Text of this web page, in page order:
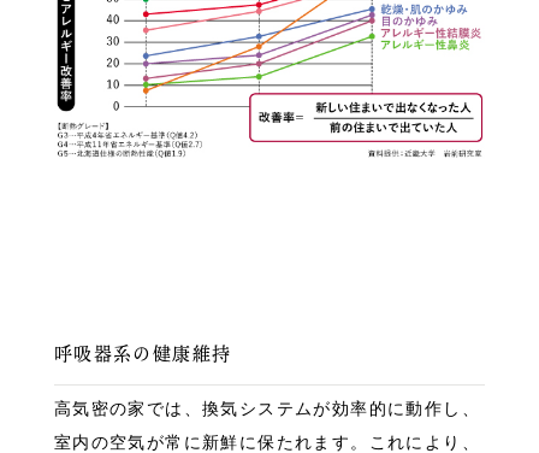
呼吸器系の健康維持
高気密の家では、換気システムが効率的に動作し、
室内の空気が常に新鮮に保たれます。これにより、